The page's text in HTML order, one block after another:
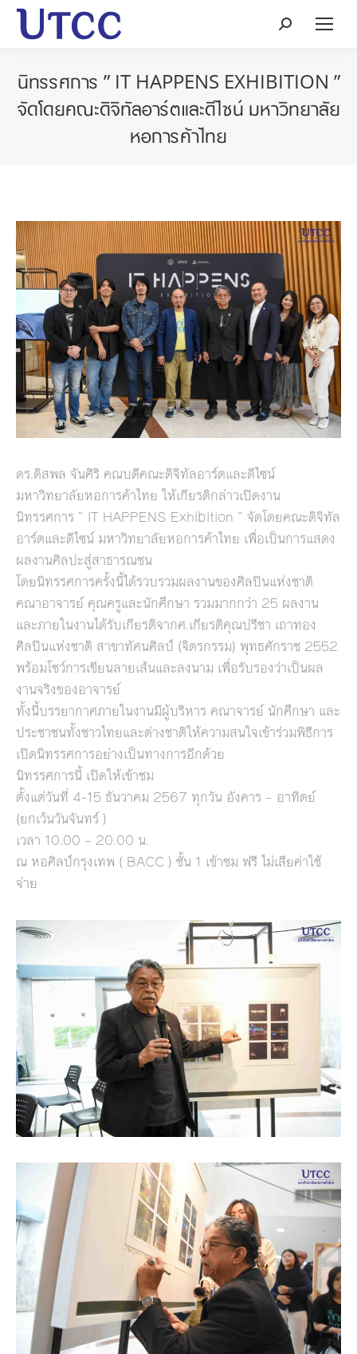
Search:
นิทรรศการ ” IT HAPPENS EXHIBITION ”
จัดโดยคณะดิจิทัลอาร์ตและดีไซน์ มหาวิทยาลัย
หอการค้าไทย
ดร.ดิสพล จันศิริ คณบดีคณะดิจิทัลอาร์ตและดีไซน์
มหาวิทยาลัยหอการค้าไทย ให้เกียรติกล่าวเปิดงาน
นิทรรศการ ” IT HAPPENS Exhibition ” จัดโดยคณะดิจิทัล
อาร์ตและดีไซน์ มหาวิทยาลัยหอการค้าไทย เพื่อเป็นการแสดง
ผลงานศิลปะสู่สาธารณชน
โดยนิทรรศการครั้งนี้ได้รวบรวมผลงานของศิลปินแห่งชาติ
คณาอาจารย์ คุณครูและนักศึกษา รวมมากกว่า 25 ผลงาน
และภายในงานได้รับเกียรติจากศ.เกียรติคุณปรีชา เถาทอง
ศิลปินแห่งชาติ สาขาทัศนศิลป์ (จิตรกรรม) พุทธศักราช 2552
พร้อมโชว์การเขียนลายเส้นและลงนาม เพื่อรับรองว่าเป็นผล
งานจริงของอาจารย์
ทั้งนี้บรรยากาศภายในงานมีผู้บริหาร คณาจารย์ นักศึกษา และ
ประชาชนทั้งชาวไทยและต่างชาติให้ความสนใจเข้าร่วมพิธีการ
เปิดนิทรรศการอย่างเป็นทางการอีกด้วย
นิทรรศการนี้ เปิดให้เข้าชม
ตั้งแต่วันที่ 4-15 ธันวาคม 2567 ทุกวัน อังคาร – อาทิตย์
(ยกเว้นวันจันทร์ )
เวลา 10.00 – 20.00 น.
ณ หอศิลป์กรุงเทพ ( BACC ) ชั้น 1 เข้าชม ฟรี ไม่เสียค่าใช้
จ่าย